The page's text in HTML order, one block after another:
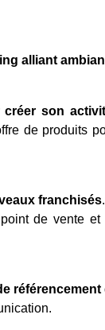
alliant
son
de produits
franchisés
de vente